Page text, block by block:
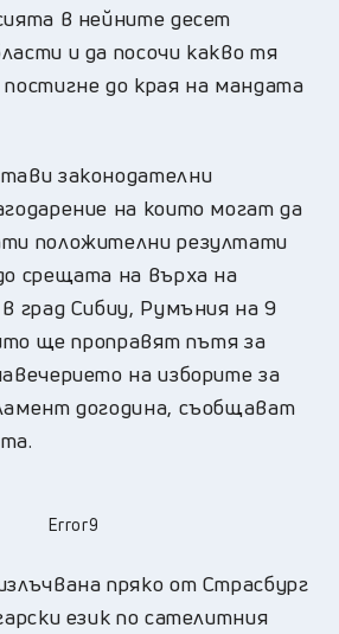
в нейните десет
и да посочи какво тя
до края на мандата
законодателни
на които могат да
положителни резултати
срещата на върха на
град Сибиу, Румъния на 9
ще проправят пътя за
на изборите за
догодина, съобщават
Error9
пряко от Страсбург
език по сателитния